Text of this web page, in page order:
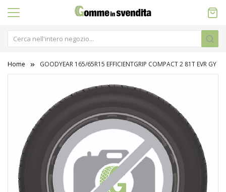
Home GOODYEAR 165/65R15 EFFICIENTGRIP COMPACT 2 81T EVR GY
immagini